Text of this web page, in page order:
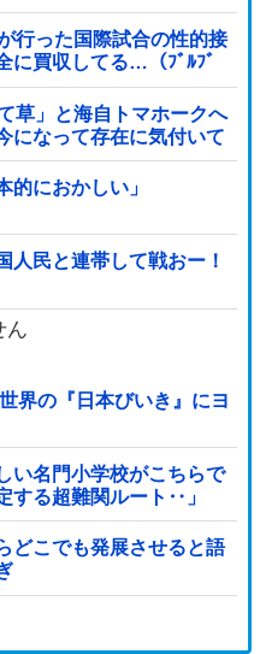
行った国際試合の性的接
買収してる…（ﾌﾞﾙﾌﾞ
草」と海自トマホークへ
になって存在に気付いて
的におかしい」
人民と連帯して戦おー！
ん
界の『日本びいき』にヨ
い名門小学校がこちらで
る超難関ルート‥」
どこでも発展させると語